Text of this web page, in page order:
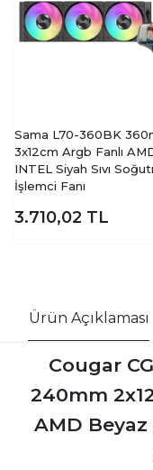
Sama L70-360BK
3x12cm Argb Fanlı
INTEL Siyah Sıvı
İşlemci Fanı
3.710,02 TL
Ürün Açıklaması
Cougar
240mm
AMD Beyaz